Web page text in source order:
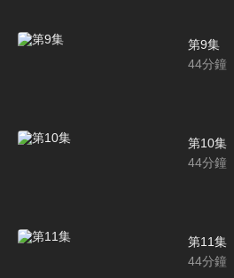
第9集
44分鐘
第10集
44分鐘
第11集
44分鐘